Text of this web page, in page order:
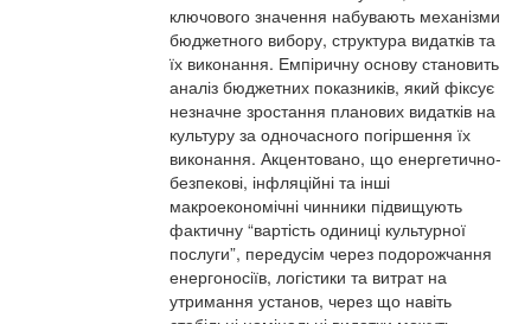
ключового значення набувають механізми
бюджетного вибору, структура видатків та
їх виконання. Емпіричну основу становить
аналіз бюджетних показників, який фіксує
незначне зростання планових видатків на
культуру за одночасного погіршення їх
виконання. Акцентовано, що енергетично-
безпекові, інфляційні та інші
макроекономічні чинники підвищують
фактичну “вартість одиниці культурної
послуги”, передусім через подорожчання
енергоносіїв, логістики та витрат на
утримання установ, через що навіть